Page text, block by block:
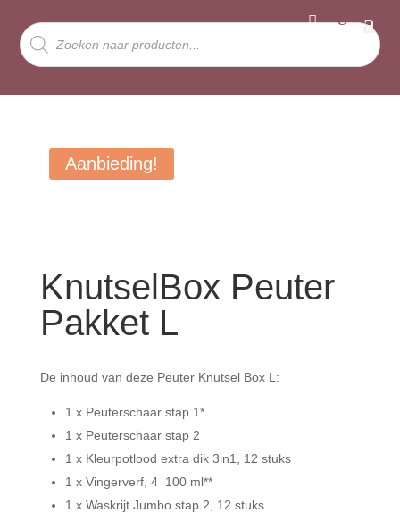
Producten
zoeken
Aanbieding!
KnutselBox Peuter
Pakket L
De inhoud van deze Peuter Knutsel Box L:
1 x Peuterschaar stap 1*
1 x Peuterschaar stap 2
1 x Kleurpotlood extra dik 3in1, 12 stuks
1 x Vingerverf, 4 100 ml**
1 x Waskrijt Jumbo stap 2, 12 stuks